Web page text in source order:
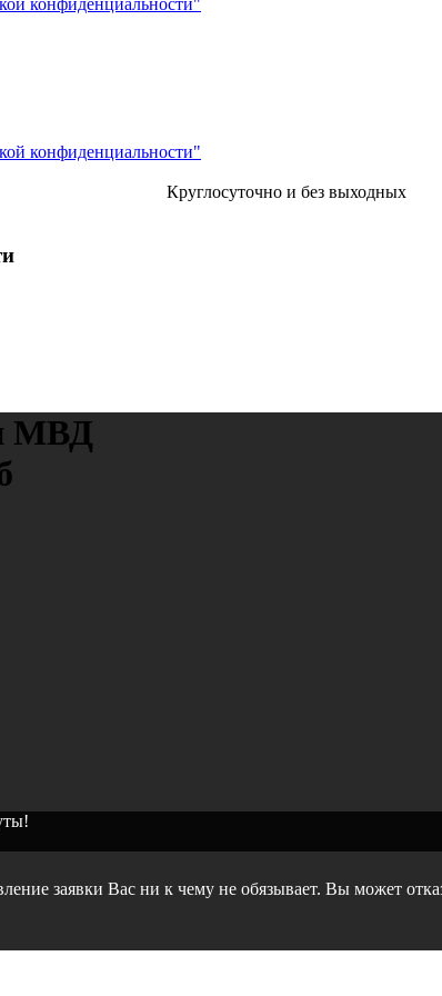
конфиденциальности"
конфиденциальности"
Круглосуточно и без выходных
МВД
заявки Вас ни к чему не обязывает. Вы может